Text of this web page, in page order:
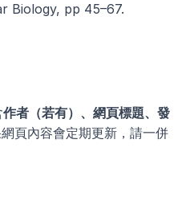
Biology, pp 45–67.
作者（若有）、網頁標題、發
頁內容會定期更新，請一併